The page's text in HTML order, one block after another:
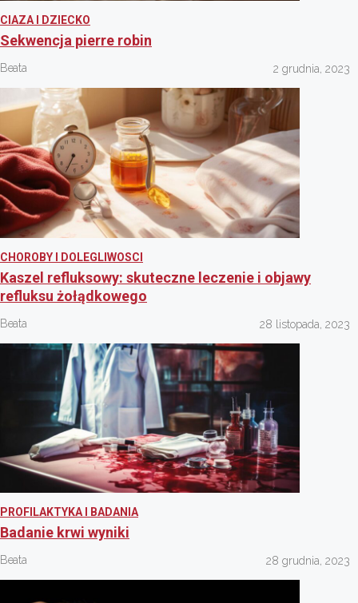
CIAZA I DZIECKO
Sekwencja pierre robin
Beata 2 grudnia, 2023
CHOROBY I DOLEGLIWOSCI
Kaszel refluksowy: skuteczne leczenie i objawy
refluksu żołądkowego
Beata 28 listopada, 2023
PROFILAKTYKA I BADANIA
Badanie krwi wyniki
Beata 28 grudnia, 2023